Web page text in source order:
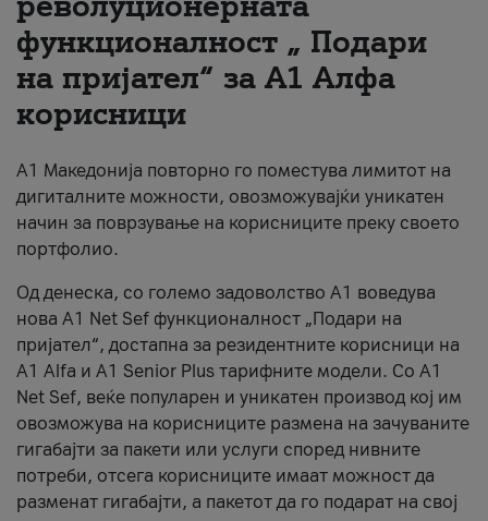
За нас
#ПодобарОнлајн
функционалност „ Подари
на пријател“ за А1 Алфа
корисници
А1 Македонија повторно го поместува лимитот на
дигиталните можности, овозможувајќи уникатен
начин за поврзување на корисниците преку своето
портфолио.
Од денеска, со големо задоволство А1 воведува
нова A1 Net Sef функционалност „Подари на
пријател“, достапна за резидентните корисници на
А1 Alfa и A1 Senior Plus тарифните модели. Со A1
Net Sef, веќе популарен и уникатен производ кој им
овозможува на корисниците размена на зачуваните
гигабајти за пакети или услуги според нивните
потреби, отсега корисниците имаат можност да
разменат гигабајти, а пакетот да го подарат на свој